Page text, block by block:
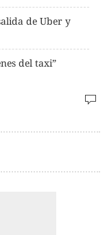
de Uber y
del taxi”